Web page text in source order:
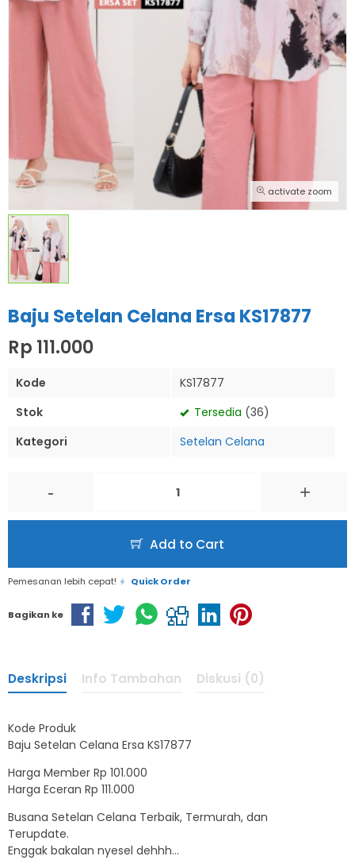
activate zoom
Baju Setelan Celana Ersa KS17877
Rp 111.000
Kode
KS17877
Stok
Tersedia (36)
Kategori
Setelan Celana
- +
Add to Cart
Pemesanan lebih cepat! Quick Order
Bagikan ke
Deskripsi Info Tambahan Diskusi (0)
Kode Produk
Baju Setelan Celana Ersa KS17877
Harga Member Rp 101.000
Harga Eceran Rp 111.000
Busana Setelan Celana Terbaik, Termurah, dan
Terupdate.
Enggak bakalan nyesel dehhh…